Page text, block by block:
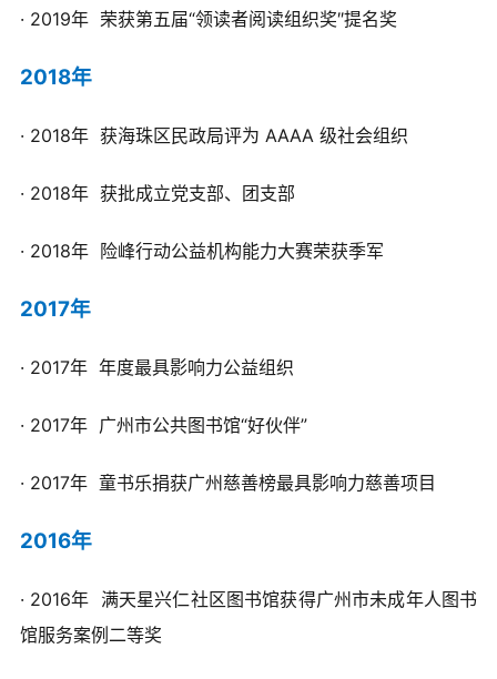
· 2019年 荣获第五届“领读者阅读组织奖″提名奖
2018年
· 2018年 获海珠区民政局评为 AAAA 级社会组织
· 2018年 获批成立党支部、团支部
· 2018年 险峰行动公益机构能力大赛荣获季军
2017年
· 2017年 年度最具影响力公益组织
· 2017年 广州市公共图书馆“好伙伴”
· 2017年 童书乐捐获广州慈善榜最具影响力慈善项目
2016年
· 2016年 满天星兴仁社区图书馆获得广州市未成年人图书
馆服务案例二等奖